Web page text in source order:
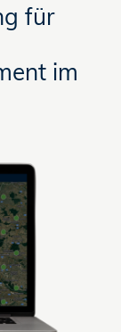
für
im